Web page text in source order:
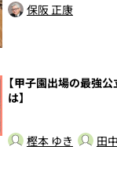
保阪 正康
【甲子園出場の最強
は】
樫本 ゆき 田